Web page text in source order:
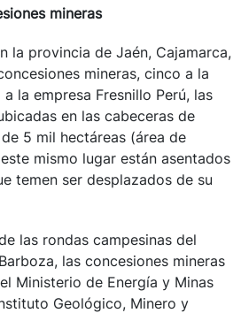
mineras
la provincia de Jaén, Cajamarca,
mineras, cinco a la
la empresa Fresnillo Perú, las
en las cabeceras de
5 mil hectáreas (área de
mismo lugar están asentados
temen ser desplazados de su
las rondas campesinas del
las concesiones mineras
Ministerio de Energía y Minas
Geológico, Minero y